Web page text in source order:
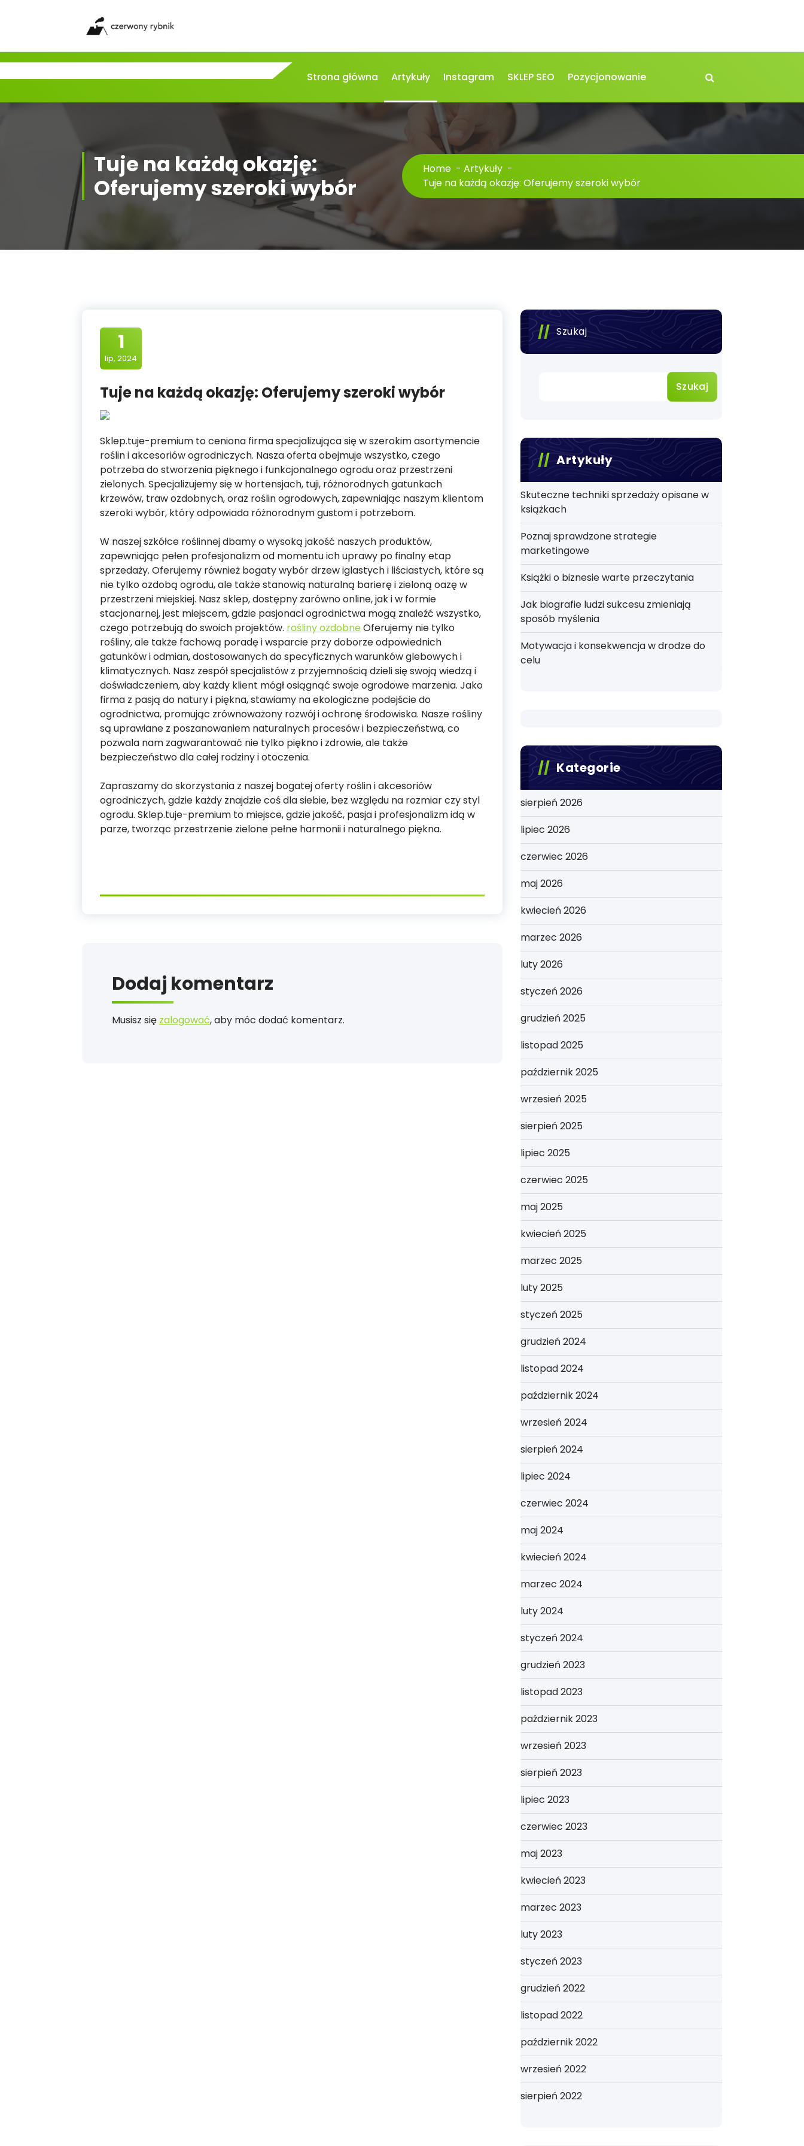
Strona główna Artykuły Instagram SKLEP SEO Pozycjonowanie
Tuje na każdą okazję:
Oferujemy szeroki wybór
Home - Artykuły -
Tuje na każdą okazję: Oferujemy szeroki wybór
1
lip, 2024
Tuje na każdą okazję: Oferujemy szeroki wybór
Sklep.tuje-premium to ceniona firma specjalizująca się w szerokim asortymencie
roślin i akcesoriów ogrodniczych. Nasza oferta obejmuje wszystko, czego
potrzeba do stworzenia pięknego i funkcjonalnego ogrodu oraz przestrzeni
zielonych. Specjalizujemy się w hortensjach, tuji, różnorodnych gatunkach
krzewów, traw ozdobnych, oraz roślin ogrodowych, zapewniając naszym klientom
szeroki wybór, który odpowiada różnorodnym gustom i potrzebom.
W naszej szkółce roślinnej dbamy o wysoką jakość naszych produktów,
zapewniając pełen profesjonalizm od momentu ich uprawy po finalny etap
sprzedaży. Oferujemy również bogaty wybór drzew iglastych i liściastych, które są
nie tylko ozdobą ogrodu, ale także stanowią naturalną barierę i zieloną oazę w
przestrzeni miejskiej. Nasz sklep, dostępny zarówno online, jak i w formie
stacjonarnej, jest miejscem, gdzie pasjonaci ogrodnictwa mogą znaleźć wszystko,
czego potrzebują do swoich projektów. rośliny ozdobneOferujemy nie tylko
rośliny, ale także fachową poradę i wsparcie przy doborze odpowiednich
gatunków i odmian, dostosowanych do specyficznych warunków glebowych i
klimatycznych. Nasz zespół specjalistów z przyjemnością dzieli się swoją wiedzą i
doświadczeniem, aby każdy klient mógł osiągnąć swoje ogrodowe marzenia. Jako
firma z pasją do natury i piękna, stawiamy na ekologiczne podejście do
ogrodnictwa, promując zrównoważony rozwój i ochronę środowiska. Nasze rośliny
są uprawiane z poszanowaniem naturalnych procesów i bezpieczeństwa, co
pozwala nam zagwarantować nie tylko piękno i zdrowie, ale także
bezpieczeństwo dla całej rodziny i otoczenia.
Zapraszamy do skorzystania z naszej bogatej oferty roślin i akcesoriów
ogrodniczych, gdzie każdy znajdzie coś dla siebie, bez względu na rozmiar czy styl
ogrodu. Sklep.tuje-premium to miejsce, gdzie jakość, pasja i profesjonalizm idą w
parze, tworząc przestrzenie zielone pełne harmonii i naturalnego piękna.
Dodaj komentarz
Musisz się zalogować, aby móc dodać komentarz.
Szukaj
Szukaj
Artykuły
Skuteczne techniki sprzedaży opisane w
książkach
Poznaj sprawdzone strategie
marketingowe
Książki o biznesie warte przeczytania
Jak biografie ludzi sukcesu zmieniają
sposób myślenia
Motywacja i konsekwencja w drodze do
celu
Kategorie
sierpień 2026
lipiec 2026
czerwiec 2026
maj 2026
kwiecień 2026
marzec 2026
luty 2026
styczeń 2026
grudzień 2025
listopad 2025
październik 2025
wrzesień 2025
sierpień 2025
lipiec 2025
czerwiec 2025
maj 2025
kwiecień 2025
marzec 2025
luty 2025
styczeń 2025
grudzień 2024
listopad 2024
październik 2024
wrzesień 2024
sierpień 2024
lipiec 2024
czerwiec 2024
maj 2024
kwiecień 2024
marzec 2024
luty 2024
styczeń 2024
grudzień 2023
listopad 2023
październik 2023
wrzesień 2023
sierpień 2023
lipiec 2023
czerwiec 2023
maj 2023
kwiecień 2023
marzec 2023
luty 2023
styczeń 2023
grudzień 2022
listopad 2022
październik 2022
wrzesień 2022
sierpień 2022